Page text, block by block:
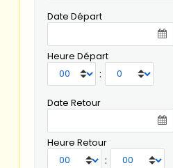
Date Départ
Heure Départ
:
Date Retour
Heure Retour
: